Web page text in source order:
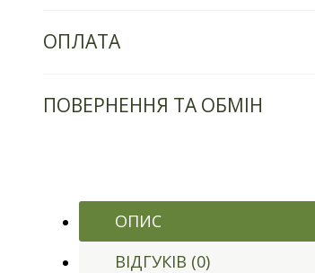
ОПЛАТА
ПОВЕРНЕННЯ ТА ОБМІН
ОПИС
ВІДГУКІВ (0)